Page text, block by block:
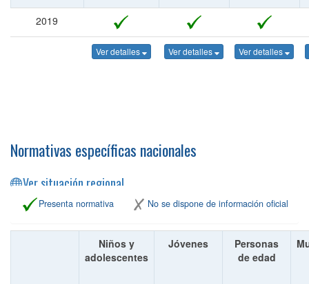
2019
Ver detalles Ver detalles Ver detalles
Normativas específicas nacionales
Ver situación regional
Presenta normativa No se dispone de información oficial
Niños y
adolescentes
Jóvenes
Personas
de edad